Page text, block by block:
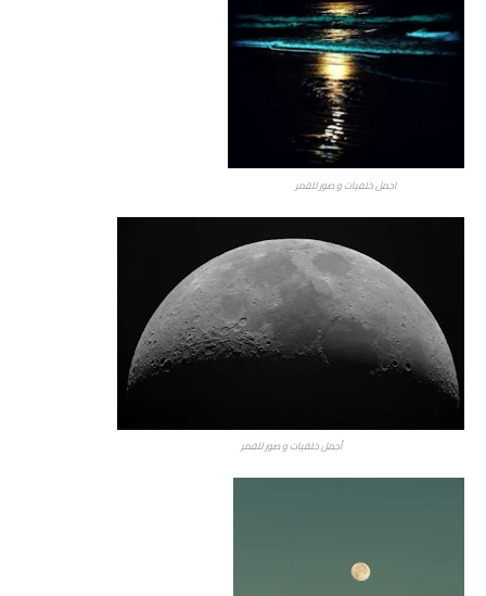
اجمل خلفيات و صور للقمر
أجمل خلفيات و صور للقمر